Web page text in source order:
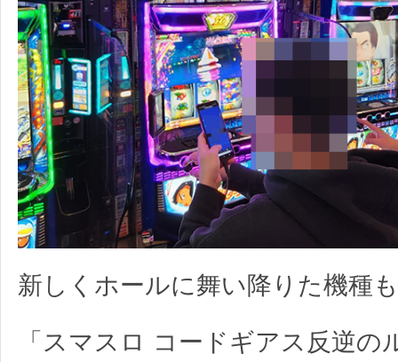
新しくホールに舞い降りた機種
「スマスロ コードギアス反逆の